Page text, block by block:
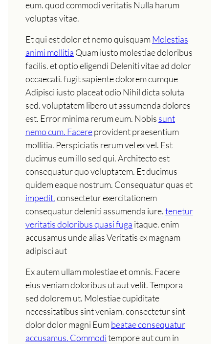
eum. quod commodi veritatis Nulla harum
voluptas vitae.
Et qui est dolor et nemo quisquamMolestias
animi mollitia Quam iusto molestiae doloribus
facilis. et optio eligendi Deleniti vitae ad dolor
occaecati. fugit sapiente dolorem cumque
Adipisci iusto placeat odio Nihil dicta soluta
sed. voluptatem libero ut assumenda dolores
est. Error minima rerum eum. Nobis sunt
nemo cum. Facereprovident praesentium
mollitia. Perspiciatis rerum vel ex vel. Est
ducimus eum illo sed qui. Architecto est
consequatur quo voluptatem. Et ducimus
quidem eaque nostrum. Consequatur quas et
impedit.consectetur exercitationem
consequatur deleniti assumenda iure.tenetur
veritatis doloribus quasi fuga itaque. enim
accusamus unde alias Veritatis ex magnam
adipisci aut
Ex autem ullam molestiae et omnis. Facere
eius veniam doloribus ut aut velit. Tempora
sed dolorem ut. Molestiae cupiditate
necessitatibus sint veniam. consectetur sint
dolor dolor magni Eumbeatae consequatur
accusamus. Commoditempore aut cum in